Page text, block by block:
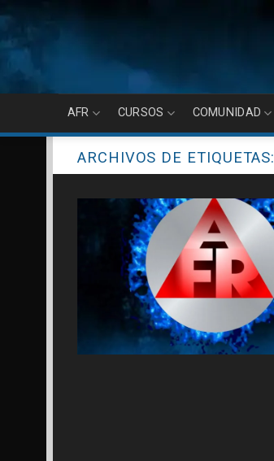
content
AFR CURSOS COMUNIDAD
ARCHIVOS DE ETIQUETAS: